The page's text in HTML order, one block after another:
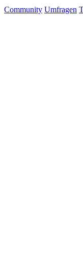
Community Umfragen